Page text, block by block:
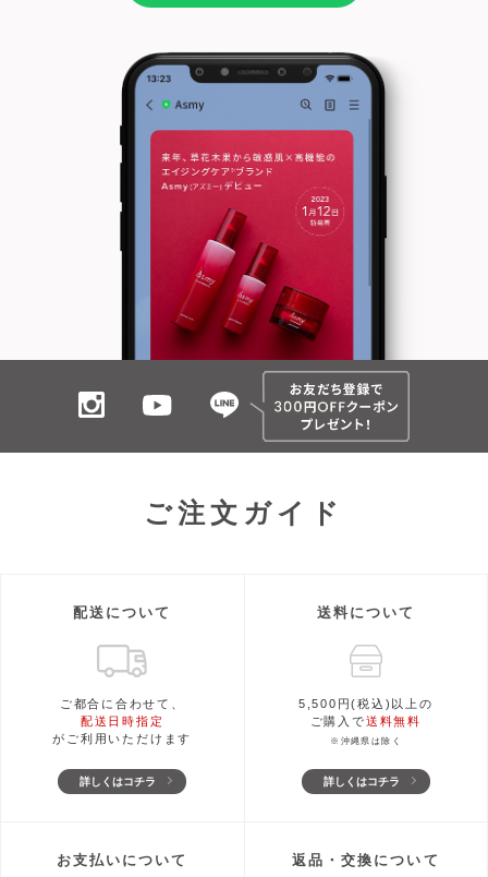
ご注文ガイド
配送について
ご都合に合わせて、
配送日時指定
がご利用いただけます
詳しくはコチラ
送料について
5,500円(税込)以上の
ご購入で送料無料
※沖縄県は除く
詳しくはコチラ
お支払いについて 返品・交換について